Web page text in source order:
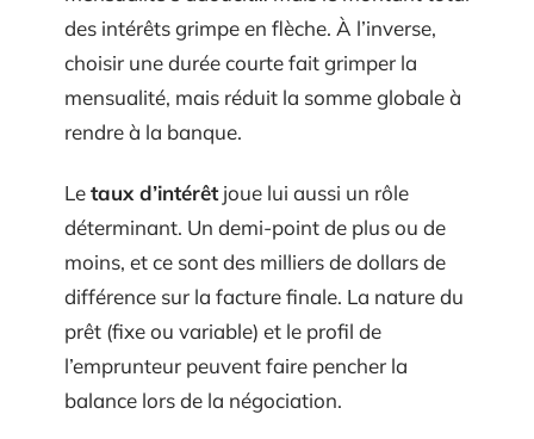
des intérêts grimpe en flèche. À l’inverse,
choisir une durée courte fait grimper la
mensualité, mais réduit la somme globale à
rendre à la banque.
Letaux d’intérêtjoue lui aussi un rôle
déterminant. Un demi-point de plus ou de
moins, et ce sont des milliers de dollars de
différence sur la facture finale. La nature du
prêt (fixe ou variable) et le profil de
l’emprunteur peuvent faire pencher la
balance lors de la négociation.